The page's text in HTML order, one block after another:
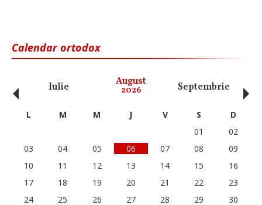
Calendar ortodox
Iulie August
2026 Septembrie
‹ L M M J V S
D
01
02
03
04 05 06 07 08
09
10
11 12 13 14 15
16
17
18 19 20 21 22
23
24
25 26 27 28 29 30